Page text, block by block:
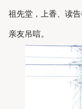
祖先堂，上香、读
亲友吊唁。